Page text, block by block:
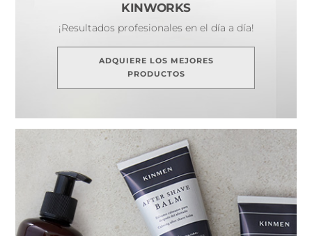
KINWORKS
¡Resultados profesionales en el día a día!
ADQUIERE LOS MEJORES
PRODUCTOS